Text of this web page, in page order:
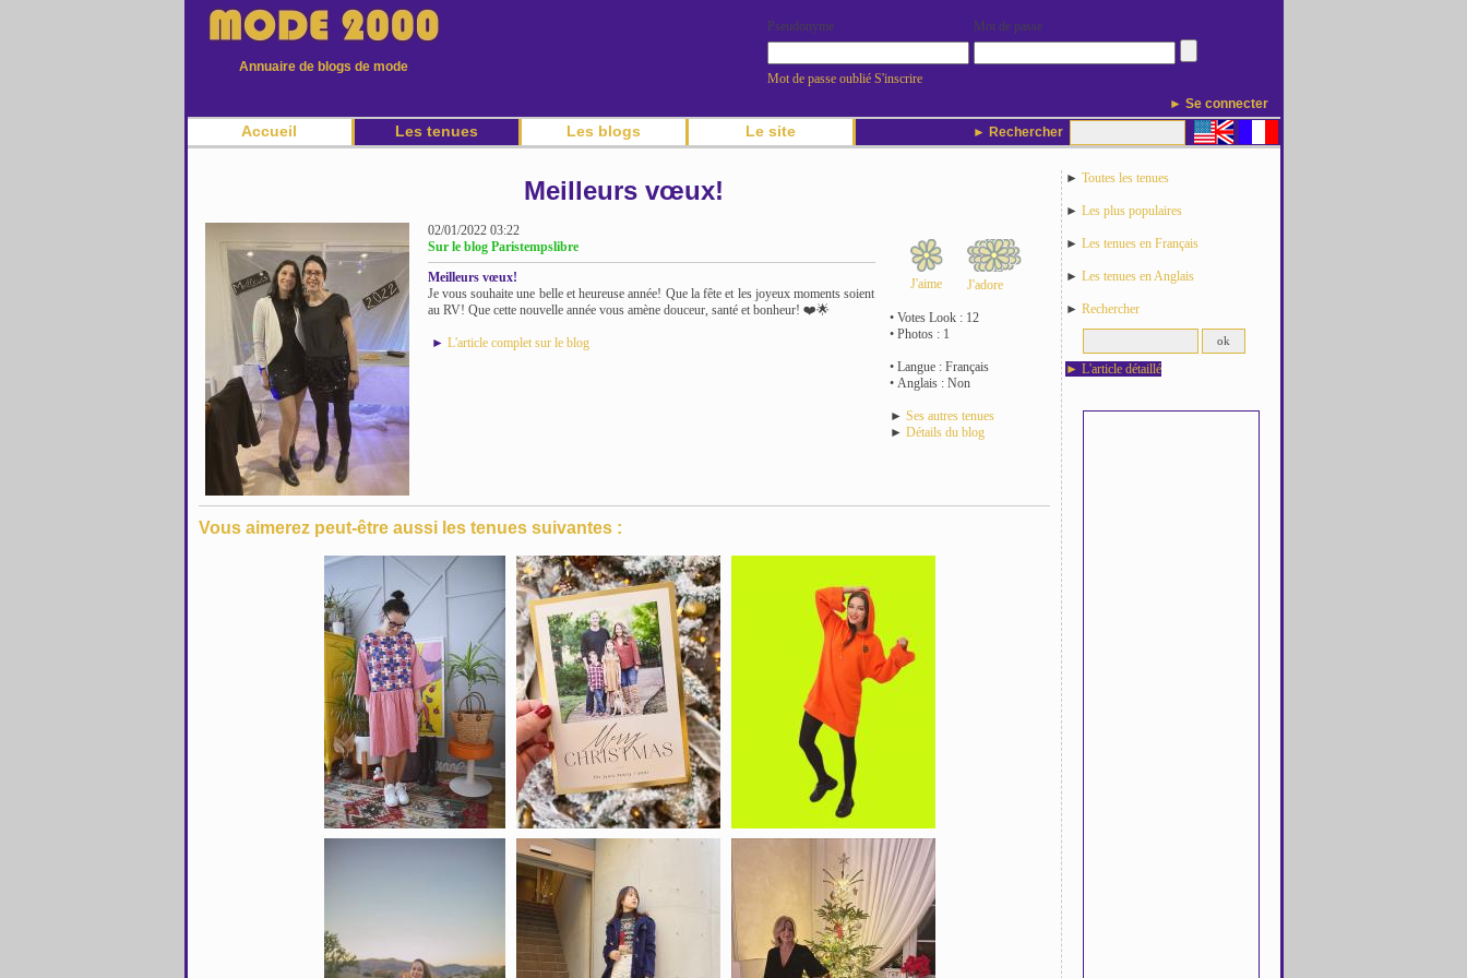
Annuaire de blogs de mode
Pseudonyme Mot de passe
Mot de passe oublié S'inscrire
► Se connecter
► Rechercher
Accueil Les tenues Les blogs Le site
Meilleurs vœux!
02/01/2022 03:22
Sur le blog Paristempslibre
Meilleurs vœux!
Je vous souhaite une belle et heureuse année! Que la fête et les joyeux moments soient
au RV! Que cette nouvelle année vous amène douceur, santé et bonheur! ❤️🌟
► L'article complet sur le blog
J'aime J'adore
• Votes Look : 12
• Photos : 1
• Langue : Français
• Anglais : Non
► Ses autres tenues
► Détails du blog
Vous aimerez peut-être aussi les tenues suivantes :
► Toutes les tenues
► Les plus populaires
► Les tenues en Français
► Les tenues en Anglais
► Rechercher
► L'article détaillé